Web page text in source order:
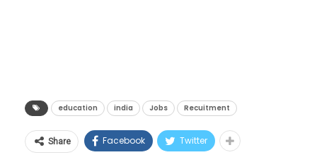
या ऐतिहासिक निर्णयाचे वित्तीय क्षेत्रातील तज्ज्ञांनी
स्वागत केले आहे. ‘रेडो-क्यू’ (RedoQ) चे मुख्य
हस्तगत केली आणि देशाला एका अंधाऱ्या खाईत लोटले.
१९७१ मध्ये त्याने देशाचे नाव बदलून ‘झैरे’ (Zaire) केले.
या हुकूमशाहीच्या काळात कॉंगोच्या जनतेने प्रचंड छळ
हेही वाचा –Viral Video : माणूस एवढं कसं सहन करू
शकतो? १२ वर्षांपासून न बसलेल्या या साधूची गोष्ट…
तुम्हाला ‘फ्युचर-प्रूफ’ (Future-Proof) करिअर
करायचे असेल, तर आता पुस्तकी ज्ञानाच्या पलीकडे
जाऊन मानवी बुद्धिमत्ता, भावना (EQ), सर्जनशीलता
education india Jobs Recuitment
Share Facebook Twitter